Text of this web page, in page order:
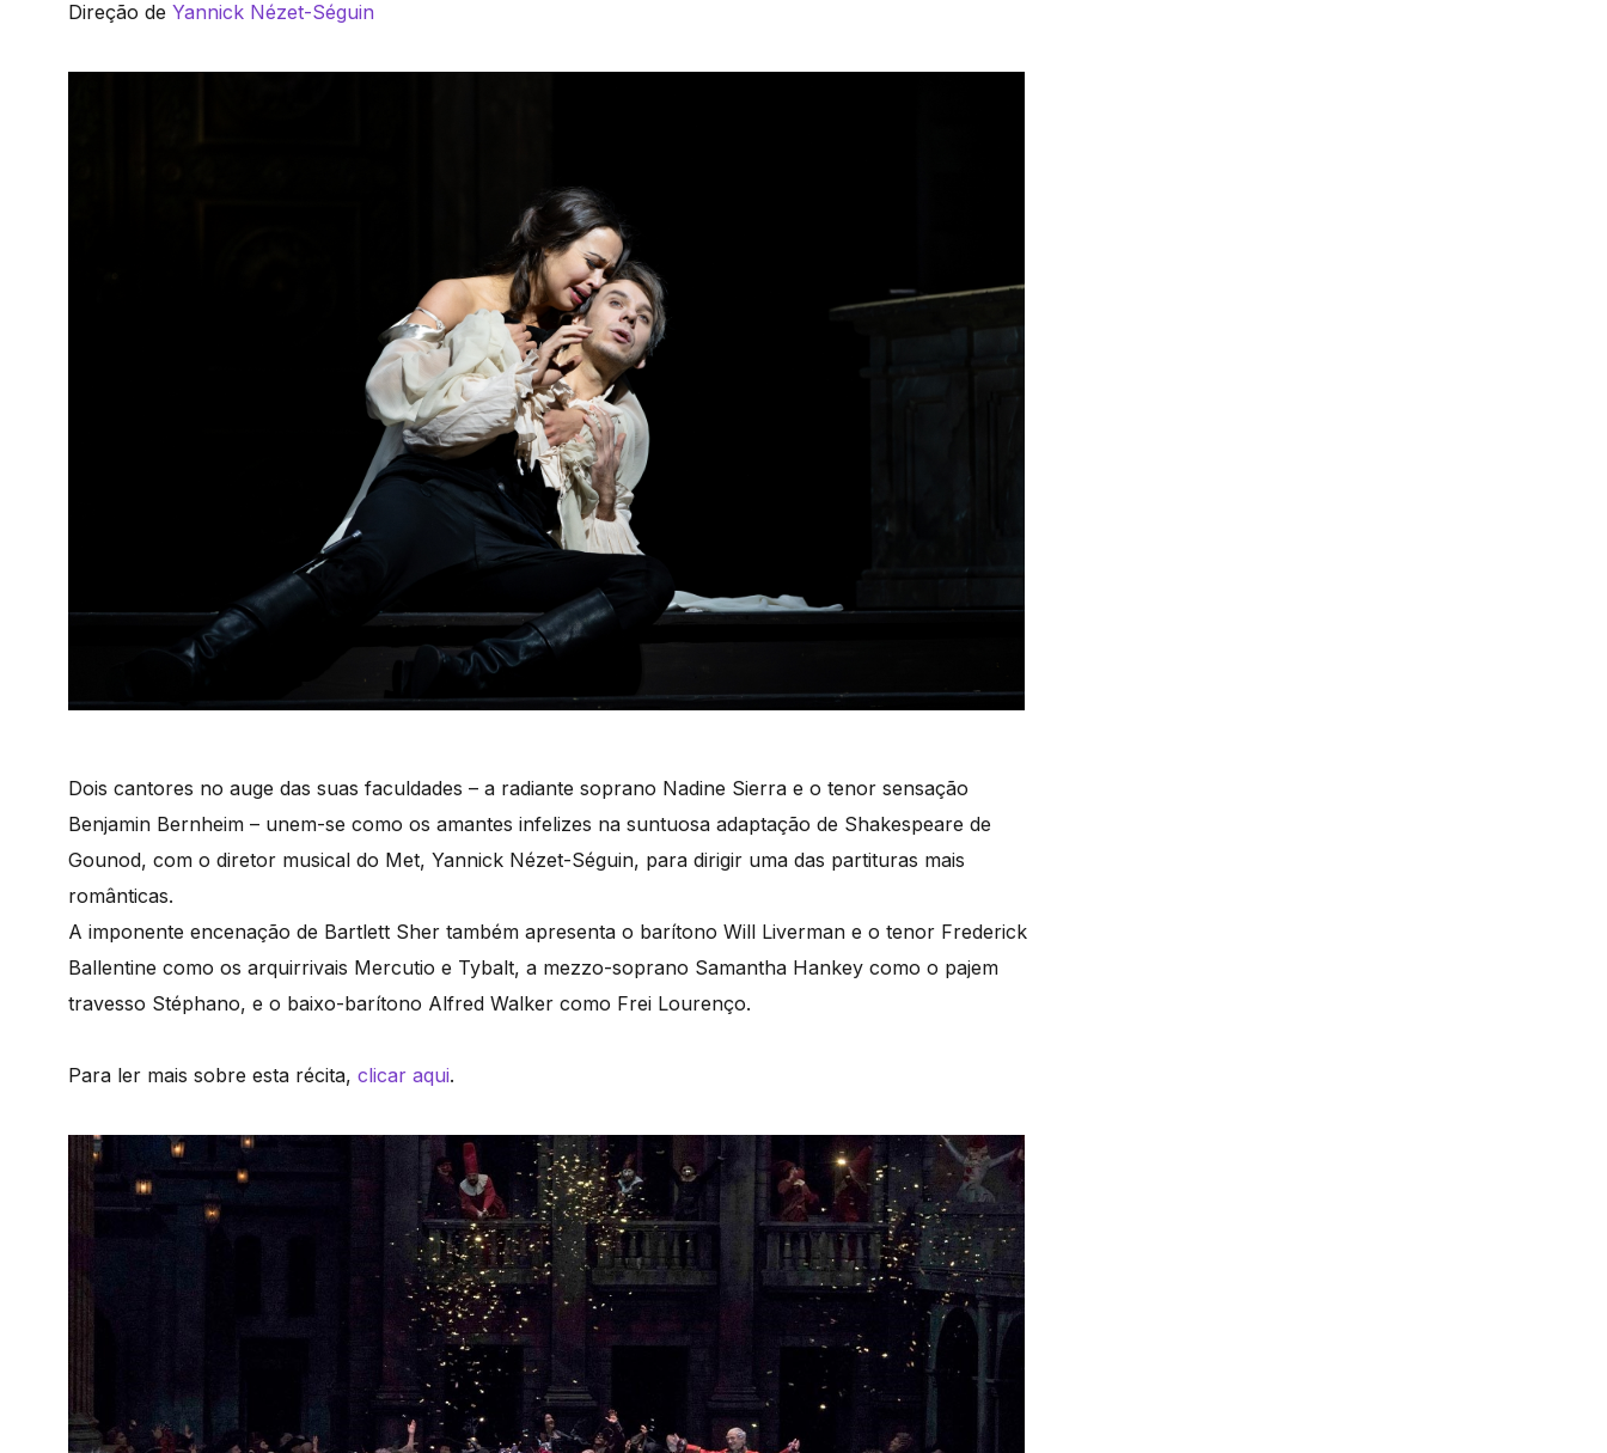
Direção de Yannick Nézet-Séguin
Dois cantores no auge das suas faculdades – a radiante soprano Nadine Sierra e o tenor sensação
Benjamin Bernheim – unem-se como os amantes infelizes na suntuosa adaptação de Shakespeare de
Gounod, com o diretor musical do Met, Yannick Nézet-Séguin, para dirigir uma das partituras mais
românticas.
A imponente encenação de Bartlett Sher também apresenta o barítono Will Liverman e o tenor Frederick
Ballentine como os arquirrivais Mercutio e Tybalt, a mezzo-soprano Samantha Hankey como o pajem
travesso Stéphano, e o baixo-barítono Alfred Walker como Frei Lourenço.
Para ler mais sobre esta récita, clicar aqui.